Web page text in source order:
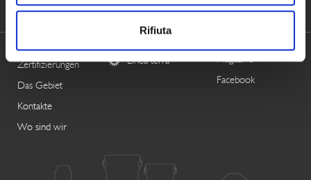
Rifiuta
RENNA
Zertifizierungen
Das Gebiet
Kontakte
Wo sind wir
NÄHRMITTEL
Linea terra
FOLGEN SIE
Magazine
Facebook